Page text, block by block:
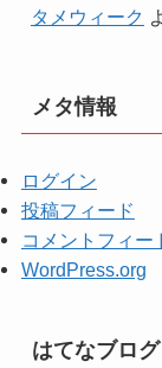
タメウィーク
メタ情報
ログイン
投稿フィード
コメントフィー
WordPress.org
はてなブログ